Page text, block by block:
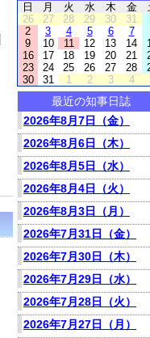
日 月 火 水 木 金
26
27 28 29 30 31
2
3 4 5 6 7
9
10 11 12 13 14
16
17 18 19 20 21
23
24 25 26 27 28
30
31 1 2 3 4
最近の知事日誌
2026年8月7日（金）
2026年8月6日（木）
2026年8月5日（水）
2026年8月4日（火）
2026年8月3日（月）
2026年7月31日（金）
2026年7月30日（木）
2026年7月29日（水）
2026年7月28日（火）
2026年7月27日（月）